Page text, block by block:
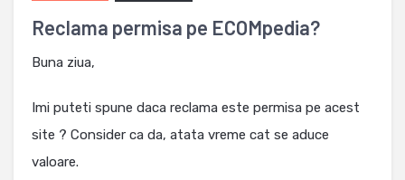
Reclama permisa pe ECOMpedia?
Buna ziua,
Imi puteti spune daca reclama este permisa pe acest
site ? Consider ca da, atata vreme cat se aduce
valoare.